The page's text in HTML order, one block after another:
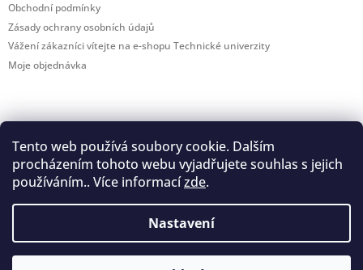
Tento web používá soubory cookie. Dalším
procházením tohoto webu vyjadřujete souhlas s jejich
používáním.. Více informacízde.
Nastavení
Obchodní podmínky
Zásady ochrany osobních údajů
Vážení zákazníci vítejte na e-shopu Technické univerzity
Moje objednávka
Shoptet.cz